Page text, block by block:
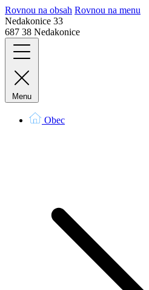
Rovnou na obsah Rovnou na menu
Nedakonice 33
687 38 Nedakonice
Menu
Obec